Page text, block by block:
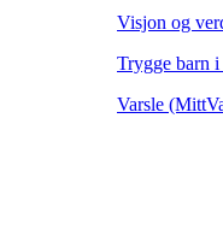
Visjon og
Trygge barn i
Varsle